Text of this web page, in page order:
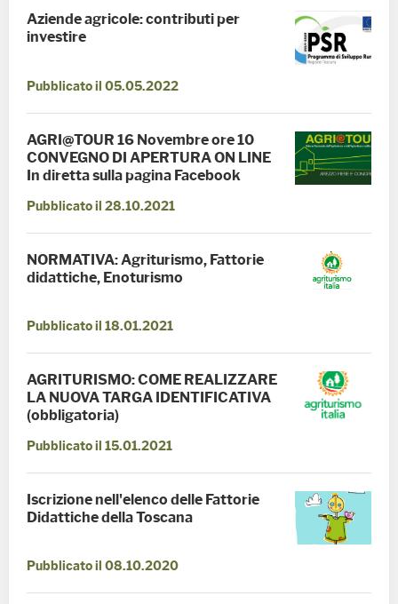
Aziende agricole: contributi per
investire
Pubblicato il 05.05.2022
AGRI@TOUR 16 Novembre ore 10
CONVEGNO DI APERTURA ON LINE
In diretta sulla pagina Facebook
Pubblicato il 28.10.2021
NORMATIVA: Agriturismo, Fattorie
didattiche, Enoturismo
Pubblicato il 18.01.2021
AGRITURISMO: COME REALIZZARE
LA NUOVA TARGA IDENTIFICATIVA
(obbligatoria)
Pubblicato il 15.01.2021
Iscrizione nell'elenco delle Fattorie
Didattiche della Toscana
Pubblicato il 08.10.2020